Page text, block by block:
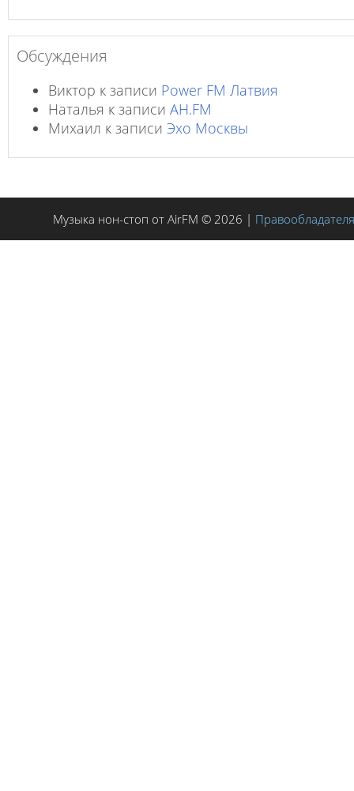
Обсуждения
Виктор к записи Power FM Латвия
Наталья к записи AH.FM
Михаил к записи Эхо Москвы
Музыка нон-стоп от AirFM © 2026 |